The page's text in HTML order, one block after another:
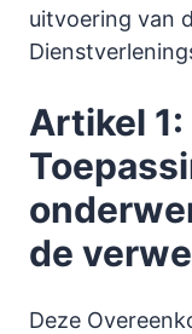
uitvoering van
Artikel 1:
de
Deze